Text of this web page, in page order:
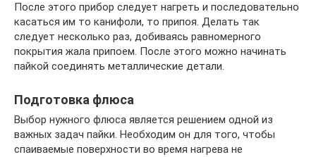
После этого прибор следует нагреть и последовательно
касаться им то канифоли, то припоя. Делать так
следует несколько раз, добиваясь равномерного
покрытия жала припоем. После этого можно начинать
пайкой соединять металлические детали.
Подготовка флюса
Выбор нужного флюса является решением одной из
важных задач пайки. Необходим он для того, чтобы
спаиваемые поверхности во время нагрева не